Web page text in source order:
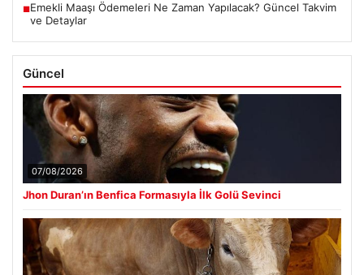
■Emekli Maaşı Ödemeleri Ne Zaman Yapılacak? Güncel Takvim
ve Detaylar
Güncel
07/08/2026
Jhon Duran’ın Benfica Formasıyla İlk Golü Sevinci